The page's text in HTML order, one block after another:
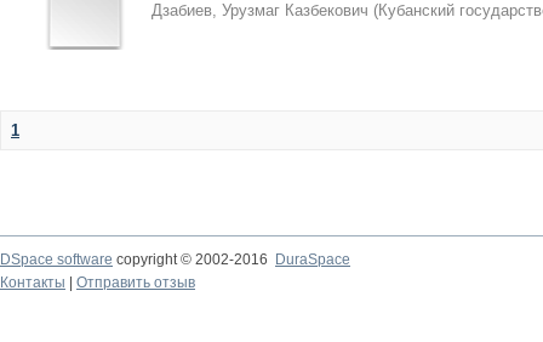
Дзабиев, Урузмаг Казбекович (Кубанский
1
DSpace software copyright © 2002-2016
DuraSpace
Контакты
Отправить отзыв